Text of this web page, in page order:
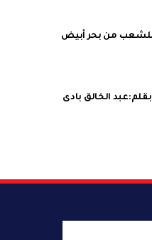
من بحر أبيض
الخالق بادى